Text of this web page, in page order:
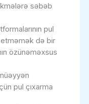
səbəb
pul
etməmək də bir
özünəməxsus
pul çıxarma